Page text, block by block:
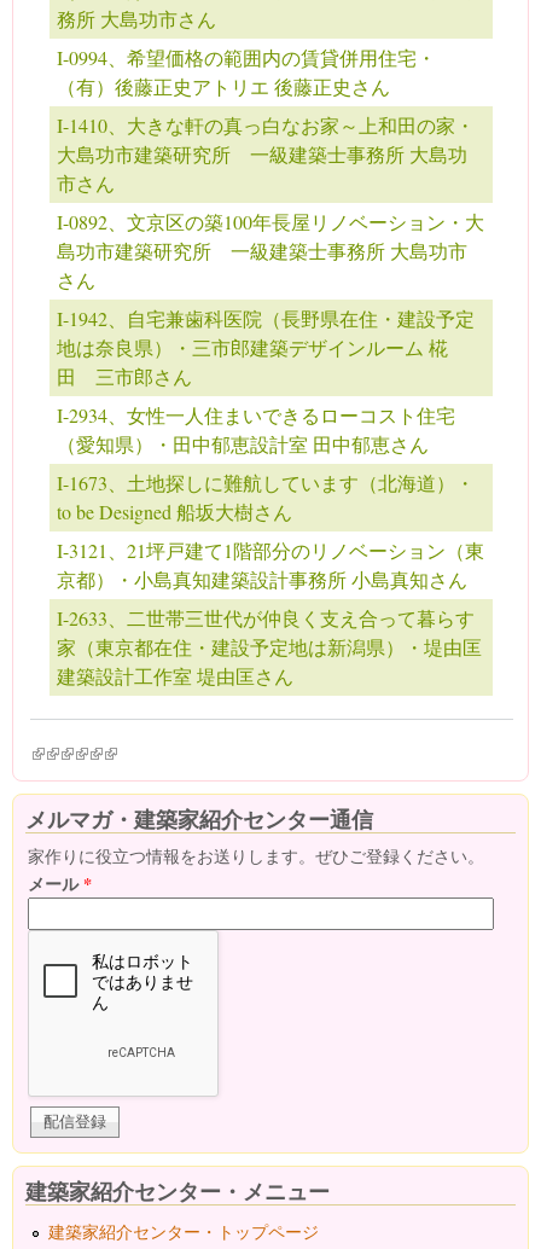
務所 大島功市さん
I-0994、希望価格の範囲内の賃貸併用住宅・
（有）後藤正史アトリエ 後藤正史さん
I-1410、大きな軒の真っ白なお家～上和田の家・
大島功市建築研究所 一級建築士事務所 大島功
市さん
I-0892、文京区の築100年長屋リノベーション・大
島功市建築研究所 一級建築士事務所 大島功市
さん
I-1942、自宅兼歯科医院（長野県在住・建設予定
地は奈良県）・三市郎建築デザインルーム 椛
田 三市郎さん
I-2934、女性一人住まいできるローコスト住宅
（愛知県）・田中郁恵設計室 田中郁恵さん
I-1673、土地探しに難航しています（北海道）・
to be Designed 船坂大樹さん
I-3121、21坪戸建て1階部分のリノベーション（東
京都）・小島真知建築設計事務所 小島真知さん
I-2633、二世帯三世代が仲良く支え合って暮らす
家（東京都在住・建設予定地は新潟県）・堤由匡
建築設計工作室 堤由匡さん
(link is external)
(link is external)
(link is external)
(link is external)
(link is external)
(link is external)
メルマガ・建築家紹介センター通信
家作りに役立つ情報をお送りします。ぜひご登録ください。
メール*
建築家紹介センター・メニュー
建築家紹介センター・トップページ